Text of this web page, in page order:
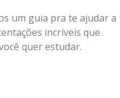
um guia pra te ajudar a
incríveis que
quer estudar.